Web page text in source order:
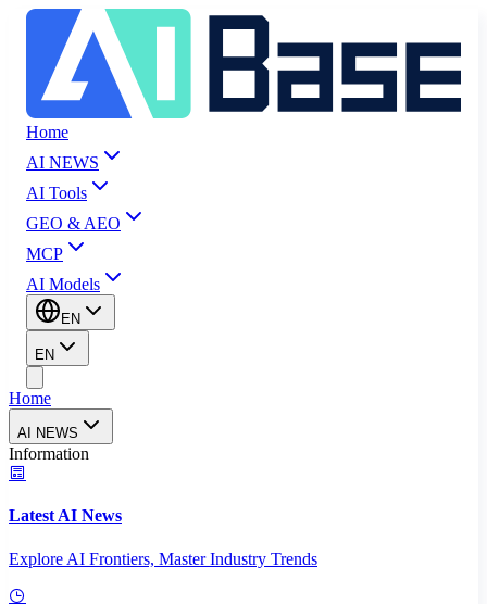
Home
AI NEWS
AI Tools
GEO & AEO
MCP
AI Models
EN
EN
Home
AI NEWS
Information
Latest AI News
Explore AI Frontiers, Master Industry Trends